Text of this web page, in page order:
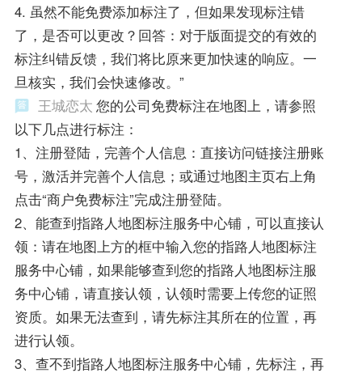
4. 虽然不能免费添加标注了，但如果发现标注错
了，是否可以更改？回答：对于版面提交的有效的
标注纠错反馈，我们将比原来更加快速的响应。一
旦核实，我们会快速修改。”
王城恋太 您的公司免费标注在地图上，请参照
以下几点进行标注：
1、注册登陆，完善个人信息：直接访问链接注册账
号，激活并完善个人信息；或通过地图主页右上角
点击“商户免费标注”完成注册登陆。
2、能查到指路人地图标注服务中心铺，可以直接认
领：请在地图上方的框中输入您的指路人地图标注
服务中心铺，如果能够查到您的指路人地图标注服
务中心铺，请直接认领，认领时需要上传您的证照
资质。如果无法查到，请先标注其所在的位置，再
进行认领。
3、查不到指路人地图标注服务中心铺，先标注，再